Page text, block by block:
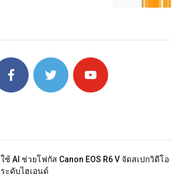
ใช้ AI ช่วยโฟกัส Canon EOS R6 V จัดสเปกวิดีโอ
ระดับไฮเอนด์